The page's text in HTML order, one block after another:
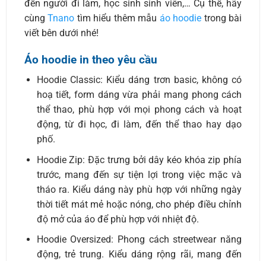
đến người đi làm, học sinh sinh viên,… Cụ thể, hãy
cùngTnano tìm hiểu thêm mẫu áo hoodie trong bài
viết bên dưới nhé!
Áo hoodie in theo yêu cầu
Hoodie Classic: Kiểu dáng trơn basic, không có
hoạ tiết, form dáng vừa phải mang phong cách
thể thao, phù hợp với mọi phong cách và hoạt
động, từ đi học, đi làm, đến thể thao hay dạo
phố.
Hoodie Zip: Đặc trưng bởi dây kéo khóa zip phía
trước, mang đến sự tiện lợi trong việc mặc và
tháo ra. Kiểu dáng này phù hợp với những ngày
thời tiết mát mẻ hoặc nóng, cho phép điều chỉnh
độ mở của áo để phù hợp với nhiệt độ.
Hoodie Oversized: Phong cách streetwear năng
động, trẻ trung. Kiểu dáng rộng rãi, mang đến